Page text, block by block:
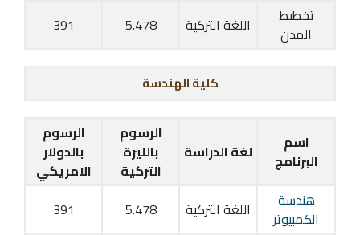
تخطيط
المدن
اللغة التركية 5.478
391
كلية الهندسة
اسم
البرنامج
لغة الدراسة
الرسوم
بالليرة
التركية
الرسوم
بالدولار
الامريكي
هندسة
الكمبيوتر
اللغة التركية 5.478
391